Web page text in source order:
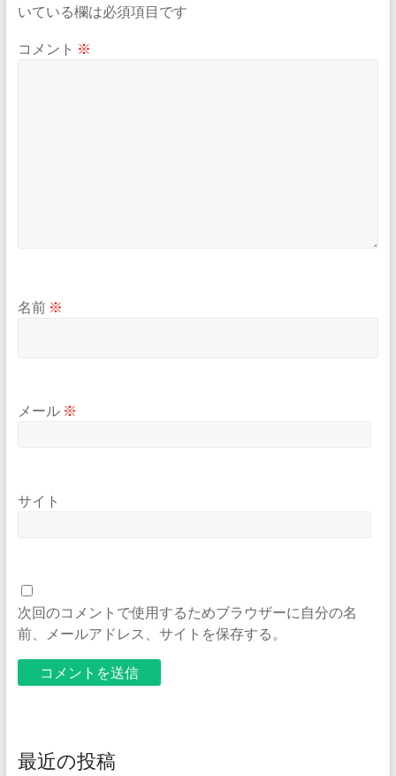
いている欄は必須項目です
コメント ※
名前 ※
メール ※
サイト
次回のコメントで使用するためブラウザーに自分の名
前、メールアドレス、サイトを保存する。
最近の投稿